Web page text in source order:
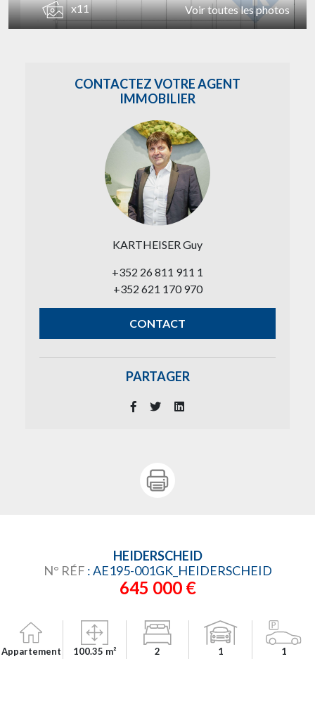
x11 Voir toutes les photos
CONTACTEZ VOTRE AGENT
IMMOBILIER
KARTHEISER Guy
+352 26 811 911 1
+352 621 170 970
CONTACT
PARTAGER
HEIDERSCHEID
N° RÉF : AE195-001GK_HEIDERSCHEID
645 000 €
Appartement 100.35 m² 2 1 1